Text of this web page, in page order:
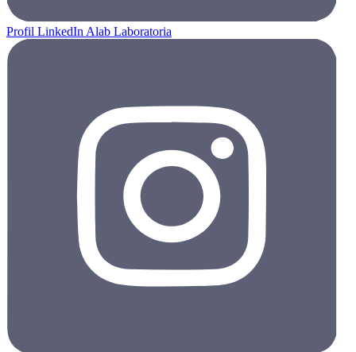
Profil LinkedIn Alab Laboratoria